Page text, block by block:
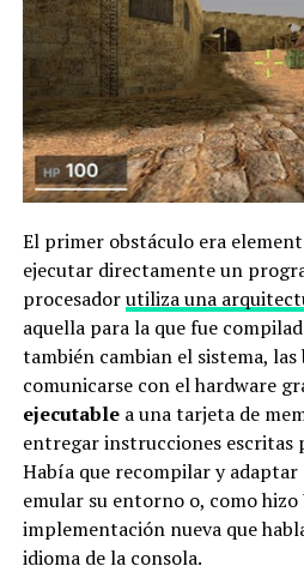
El primer obstáculo era
ejecutar directamente un
procesadorutiliza una
aquella para la que fue
también cambian el sistema,
comunicarse con el hardware
ejecutablea una tarjeta de
entregar instrucciones escritas
Había que recompilar y
emular su entorno o, como
implementación nueva que
idioma de la consola.